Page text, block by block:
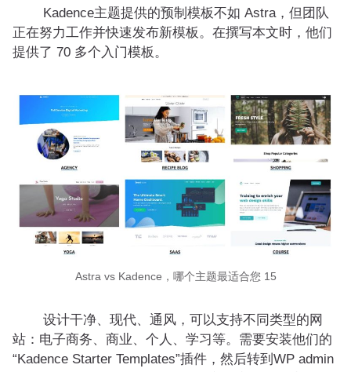
Kadence主题提供的预制模板不如 Astra，但团队
正在努力工作并快速发布新模板。在撰写本文时，他们
提供了 70 多个入门模板。
Astra vs Kadence，哪个主题最适合您 15
设计干净、现代、通风，可以支持不同类型的网
站：电子商务、商业、个人、学习等。需要安装他们的
“Kadence Starter Templates”插件，然后转到WP admin